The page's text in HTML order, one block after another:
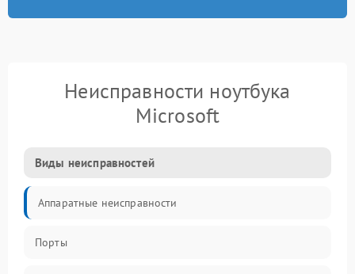
Неисправности ноутбука
Microsoft
Виды неисправностей
Аппаратные неисправности
Порты